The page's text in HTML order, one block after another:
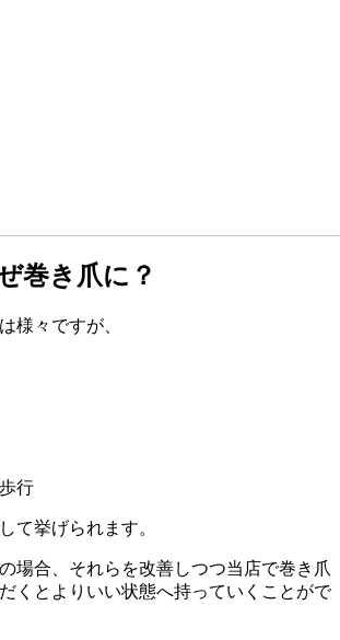
巻き爪に？
様々ですが、
行
て挙げられます。
場合、それらを改善しつつ当店で巻き爪
くとよりいい状態へ持っていくことがで